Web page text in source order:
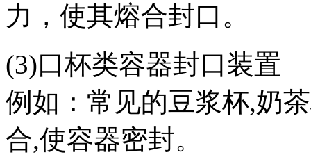
力，使其熔合封口。
(3)口杯类容器封口装置
例如：常见的豆浆杯,奶
合,使容器密封。